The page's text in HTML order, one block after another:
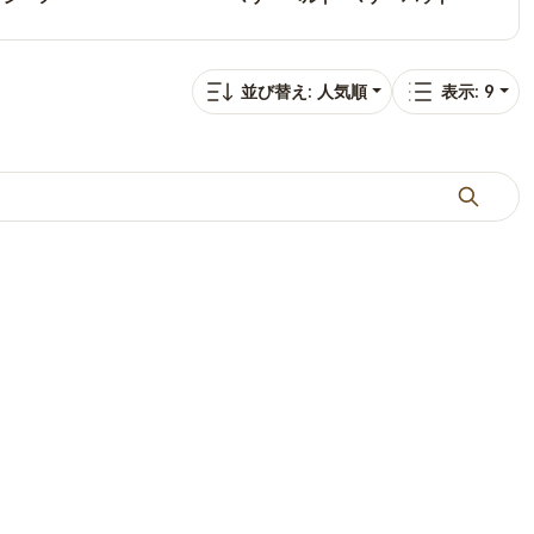
並び替え: 人気順 表示: 9